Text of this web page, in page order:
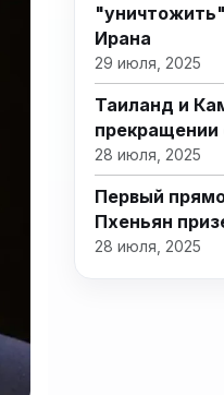
Ирана
29 июля, 2025
Таиланд и
прекращении
28 июля, 2025
Первый
Пхеньян
28 июля, 2025